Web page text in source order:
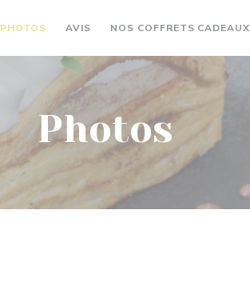
PHOTOS AVIS NOS COFFRETS CADEAUX
Photos